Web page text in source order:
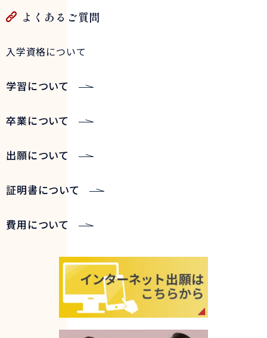
よくあるご質問
入学資格について
学習について
卒業について
出願について
証明書について
費用について